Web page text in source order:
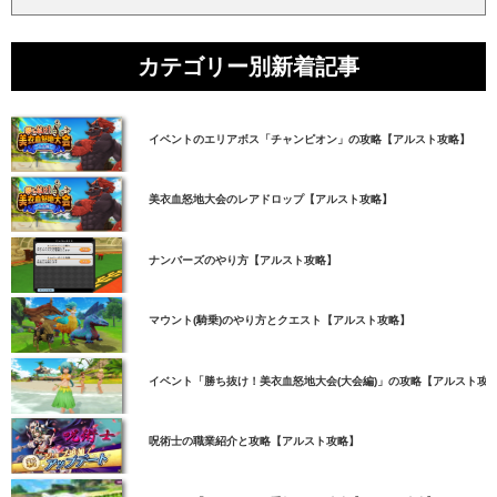
カテゴリー別新着記事
イベントのエリアボス「チャンピオン」の攻略【アルスト攻略】
美衣血怒地大会のレアドロップ【アルスト攻略】
ナンバーズのやり方【アルスト攻略】
マウント(騎乗)のやり方とクエスト【アルスト攻略】
イベント「勝ち抜け！美衣血怒地大会(大会編)」の攻略【アルスト攻
呪術士の職業紹介と攻略【アルスト攻略】